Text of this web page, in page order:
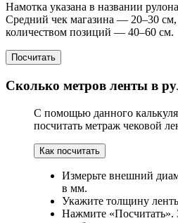
Намотка указана в названии
Средний чек магазина — 20–30
количеством позиций — 40–60 см.
Посчитать
Сколько метров ленты в
С помощью данного
посчитать метраж чековой
Как посчитать
Измерьте внешний
в мм.
Укажите толщину
Нажмите «Посчитать».